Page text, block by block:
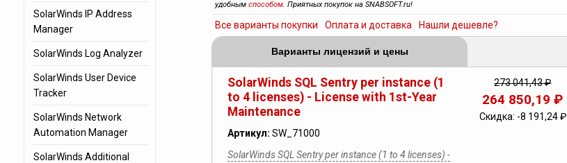
удобным способом. Приятных покупок на SNABSOFT.ru!
Все варианты покупки Оплата и доставка Нашли дешевле?
Варианты лицензий и цены
SolarWinds SQL Sentry per instance (1
to 4 licenses) - License with 1st-Year
Maintenance
Артикул: SW_71000
SolarWinds SQL Sentry per instance (1 to 4 licenses) -
273 041,43 ₽
264 850,19 ₽
Скидка: -8 191,24 ₽
SolarWinds IP Address
Manager
SolarWinds Log Analyzer
SolarWinds User Device
Tracker
SolarWinds Network
Automation Manager
SolarWinds Additional